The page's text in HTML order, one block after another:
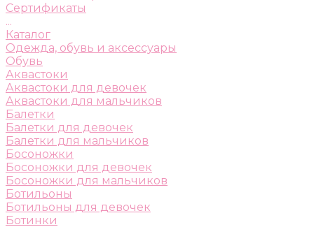
Сертификаты
...
Каталог
Одежда, обувь и аксессуары
Обувь
Аквастоки
Аквастоки для девочек
Аквастоки для мальчиков
Балетки
Балетки для девочек
Балетки для мальчиков
Босоножки
Босоножки для девочек
Босоножки для мальчиков
Ботильоны
Ботильоны для девочек
Ботинки